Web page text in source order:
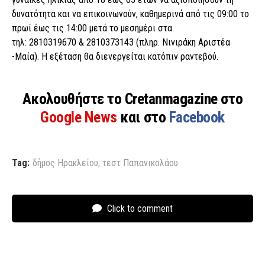
δυνατότητα και να επικοινωνούν, καθημερινά από τις 09:00 το
πρωί έως τις 14:00 μετά το μεσημέρι στα
τηλ: 2810319670 & 2810373143 (πληρ. Νινιράκη Αριστέα
-Μαία). Η εξέταση θα διενεργείται κατόπιν ραντεβού.
Ακολουθήστε το Cretanmagazine στο
Google News και στο Facebook
Tag: δήμος Ηρακλείου, τεστ Παπανικολάου
Click to comment